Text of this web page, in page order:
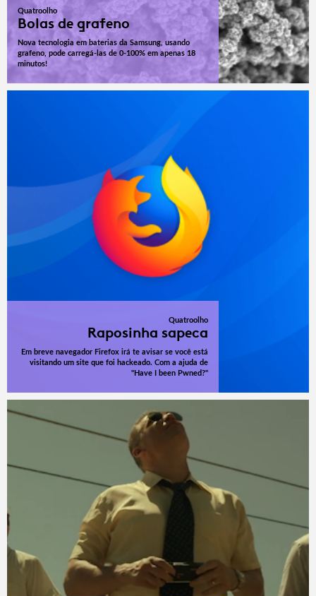
Quatroolho
Bolas de grafeno
Nova tecnologia em baterias da Samsung, usando
grafeno, pode carregá-las de 0-100% em apenas 18
minutos!
Quatroolho
Raposinha sapeca
Em breve navegador Firefox irá te avisar se você está
visitando um site que foi hackeado. Com a ajuda de
"Have I been Pwned?"